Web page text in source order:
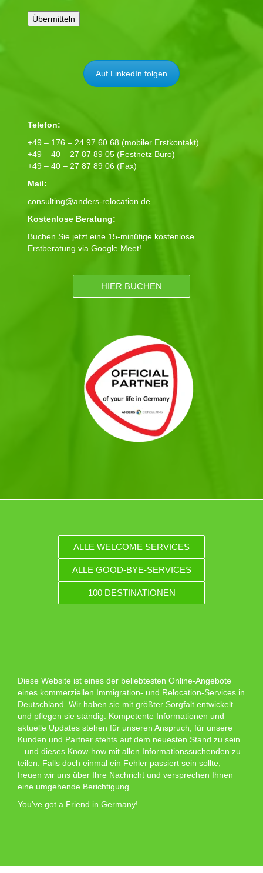
Auf LinkedIn folgen
Telefon:
+49 – 176 – 24 97 60 68 (mobiler Erstkontakt)
+49 – 40 – 27 87 89 05 (Festnetz Büro)
+49 – 40 – 27 87 89 06 (Fax)
Mail:
consulting@anders-relocation.de
Kostenlose Beratung:
Buchen Sie jetzt eine 15-minütige kostenlose
Erstberatung via Google Meet!
HIER BUCHEN
ALLE WELCOME SERVICES
ALLE GOOD-BYE-SERVICES
100 DESTINATIONEN
Diese Website ist eines der beliebtesten Online-Angebote
eines kommerziellen Immigration- und Relocation-Services in
Deutschland. Wir haben sie mit größter Sorgfalt entwickelt
und pflegen sie ständig. Kompetente Informationen und
aktuelle Updates stehen für unseren Anspruch, für unsere
Kunden und Partner stehts auf dem neuesten Stand zu sein
– und dieses Know-how mit allen Informationssuchenden zu
teilen. Falls doch einmal ein Fehler passiert sein sollte,
freuen wir uns über Ihre Nachricht und versprechen Ihnen
eine umgehende Berichtigung.
You’ve got a Friend in Germany!